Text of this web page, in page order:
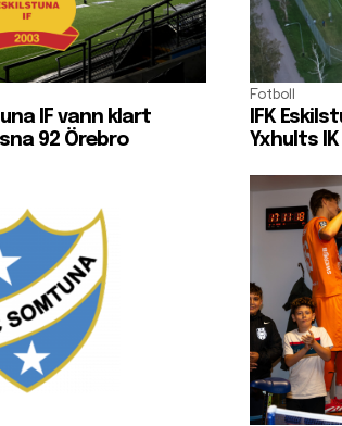
IF vann klart
92 Örebro
Fotboll
IFK
Yxhults IK